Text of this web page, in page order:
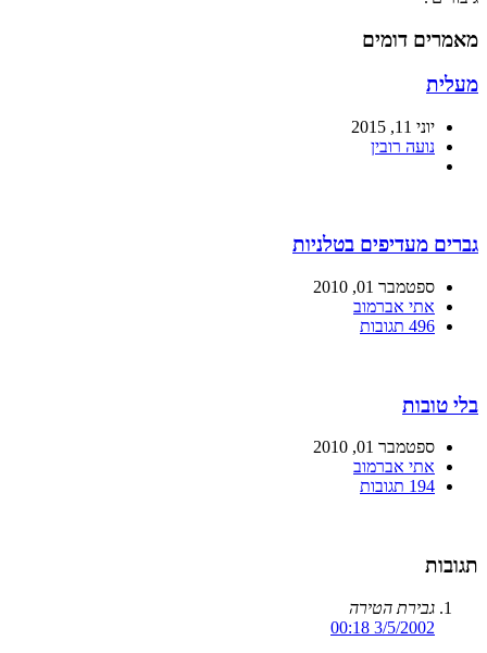
מאמרים דומים
מעלית
יוני 11, 2015
נועה רובין
גברים מעדיפים בטלניות
ספטמבר 01, 2010
אתי אברמוב
496 תגובות
בלי טובות
ספטמבר 01, 2010
אתי אברמוב
194 תגובות
תגובות
גבירת הטירה
3/5/2002 00:18